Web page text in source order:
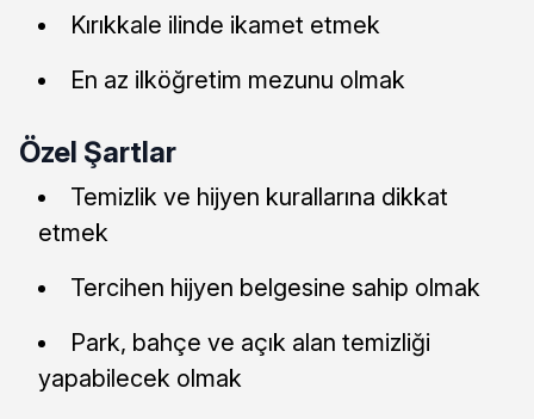
Kırıkkale ilinde ikamet etmek
En az ilköğretim mezunu olmak
Özel Şartlar
Temizlik ve hijyen kurallarına dikkat
etmek
Tercihen hijyen belgesine sahip olmak
Park, bahçe ve açık alan temizliği
yapabilecek olmak